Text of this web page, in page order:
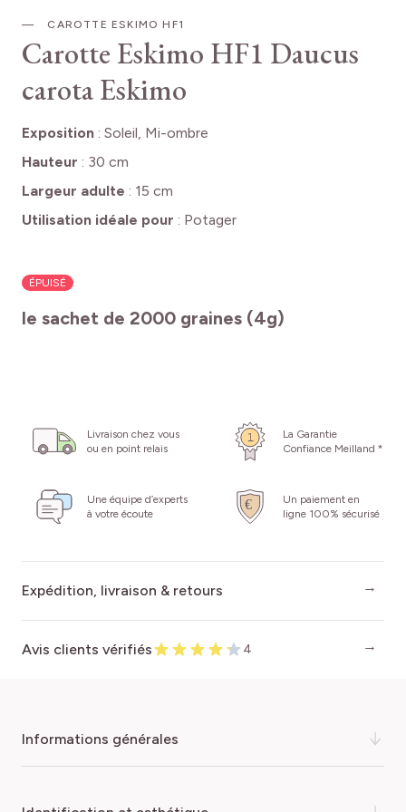
CAROTTE ESKIMO HF1
Carotte Eskimo HF1 Daucus
carota Eskimo
Exposition : Soleil, Mi-ombre
Hauteur : 30 cm
Largeur adulte : 15 cm
Utilisation idéale pour : Potager
ÉPUISÉ
le sachet de 2000 graines (4g)
Livraison chez vous
ou en point relais
La Garantie
Confiance Meilland *
Une équipe d’experts
à votre écoute
Un paiement en
ligne 100% sécurisé
Expédition, livraison & retours
Avis clients vérifiés 4
informations générales
Sûrement la plus rustique des carottes !
Variété récente